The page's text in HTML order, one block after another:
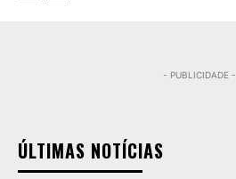
- PUBLICIDADE -
ÚLTIMAS NOTÍCIAS